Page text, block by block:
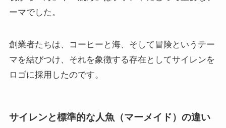
ーマでした。
創業者たちは、コーヒーと海、そして冒険というテー
マを結びつけ、それを象徴する存在としてサイレンを
ロゴに採用したのです。
サイレンと標準的な人魚（マーメイド）の違い